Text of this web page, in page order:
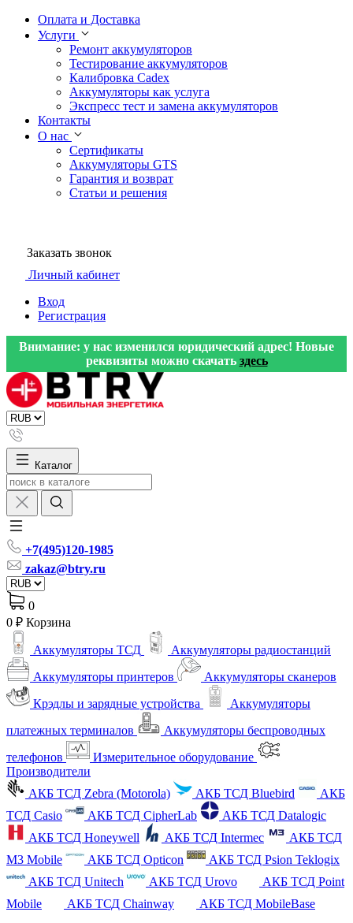
Оплата и Доставка
Услуги
Ремонт аккумуляторов
Тестирование аккумуляторов
Калибровка Cadex
Аккумуляторы как услуга
Экспресс тест и замена аккумуляторов
Контакты
О нас
Сертификаты
Аккумуляторы GTS
Гарантия и возврат
Статьи и решения
Заказать звонок
Личный кабинет
Вход
Регистрация
Внимание: у нас изменился юридический адрес! Новые
реквизиты можно скачать здесь
Каталог
+7(495)120-1985
zakaz@btry.ru
0
0 ₽ Корзина
Аккумуляторы ТСД
Аккумуляторы радиостанций
Аккумуляторы принтеров
Аккумуляторы сканеров
Крэдлы и зарядные устройства
Аккумуляторы
платежных терминалов
Аккумуляторы беспроводных
телефонов
Измерительное оборудование
Производители
АКБ ТСД Zebra (Motorola)
АКБ ТСД Bluebird
АКБ
ТСД Casio
АКБ ТСД CipherLab
АКБ ТСД Datalogic
АКБ ТСД Honeywell
АКБ ТСД Intermec
АКБ ТСД
M3 Mobile
АКБ ТСД Opticon
АКБ ТСД Psion Teklogix
АКБ ТСД Unitech
АКБ ТСД Urovo
АКБ ТСД Point
Mobile
АКБ ТСД Chainway
АКБ ТСД MobileBase